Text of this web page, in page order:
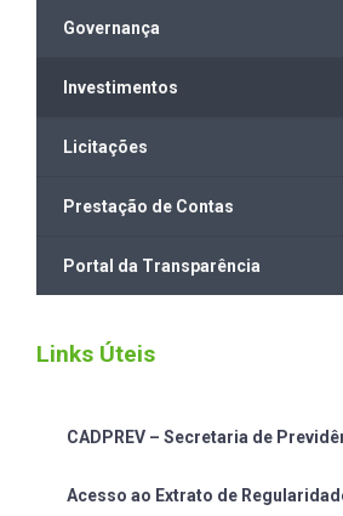
Governança
Investimentos
Licitações
Prestação de Contas
Portal da Transparência
Links Úteis
CADPREV – Secretaria de
Acesso ao Extrato de